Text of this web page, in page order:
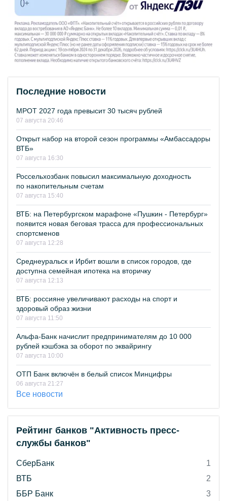
Последние новости
МРОТ 2027 года превысит 30 тысяч рублей
07 августа 20:46
Открыт набор на второй сезон программы «Амбассадоры
ВТБ»
07 августа 16:30
Россельхозбанк повысил максимальную доходность
по накопительным счетам
07 августа 15:40
ВТБ: на Петербургском марафоне «Пушкин - Петербург»
появится новая беговая трасса для профессиональных
спортсменов
07 августа 12:28
Среднеуральск и Ирбит вошли в список городов, где
доступна семейная ипотека на вторичку
07 августа 12:13
ВТБ: россияне увеличивают расходы на спорт и
здоровый образ жизни
07 августа 11:50
Альфа-Банк начислит предпринимателям до 10 000
рублей кэшбэка за оборот по эквайрингу
07 августа 10:00
ОТП Банк включён в белый список Минцифры
06 августа 21:27
Все новости
Рейтинг банков "Активность пресс-
службы банков"
СберБанк
1
ВТБ
2
ББР Банк
3